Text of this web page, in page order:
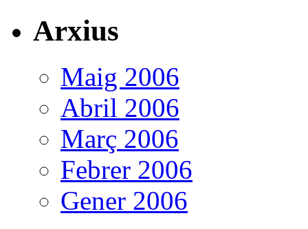
Arxius
Maig 2006
Abril 2006
Març 2006
Febrer 2006
Gener 2006